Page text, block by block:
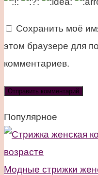
Сохранить моё
этом браузере для
комментариев.
Популярное
Модные стрижки